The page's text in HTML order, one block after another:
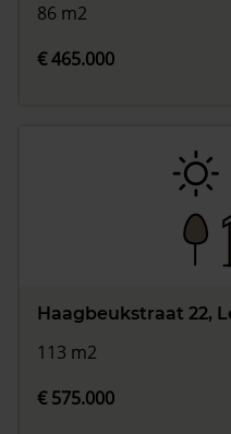
86 m2
€ 465.000
Haagbeukstraat 22,
113 m2
€ 575.000